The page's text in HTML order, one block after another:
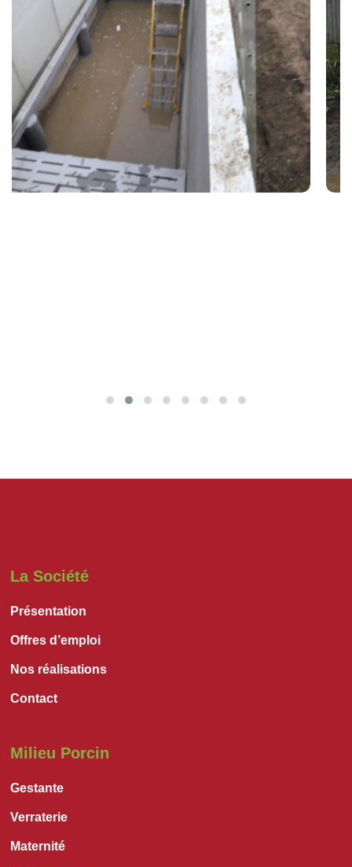
La Société
Présentation
Offres d’emploi
Nos réalisations
Contact
Milieu Porcin
Gestante
Verraterie
Maternité